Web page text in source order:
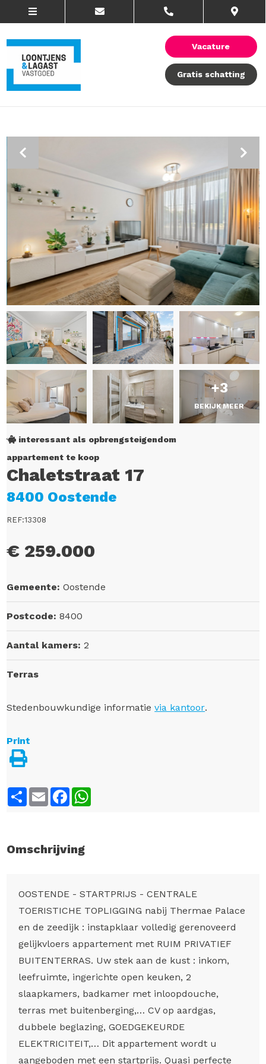
Vacature
Gratis schatting
+3
BEKIJK MEER
interessant als opbrengsteigendom
appartement te koop
Chaletstraat 17
8400 Oostende
REF:13308
€ 259.000
Gemeente:Oostende
Postcode:8400
Aantal kamers:2
Terras
Stedenbouwkundige informatievia kantoor.
Print
ShareEmailFacebook
Omschrijving
OOSTENDE - STARTPRIJS - CENTRALE
TOERISTICHE TOPLIGGING nabij Thermae Palace
en de zeedijk : instapklaar volledig gerenoveerd
gelijkvloers appartement met RUIM PRIVATIEF
BUITENTERRAS. Uw stek aan de kust : inkom,
leefruimte, ingerichte open keuken, 2
slaapkamers, badkamer met inloopdouche,
terras met buitenberging,… CV op aardgas,
dubbele beglazing, GOEDGEKEURDE
ELEKTRICITEIT,… Dit appartement wordt u
aangeboden met een startprijs. Quasi perfecte